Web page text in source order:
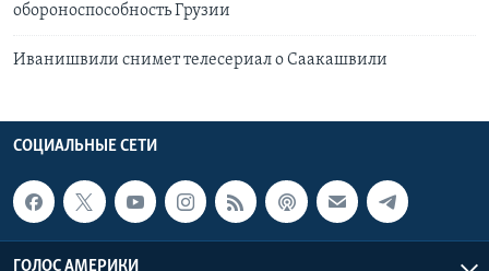
обороноспособность Грузии
Иванишвили снимет телесериал о Саакашвили
СОЦИАЛЬНЫЕ СЕТИ
ГОЛОС АМЕРИКИ